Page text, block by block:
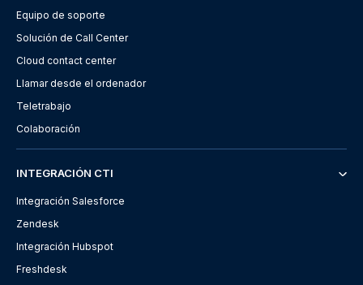
Equipo de soporte
Solución de Call Center
Cloud contact center
Llamar desde el ordenador
Teletrabajo
Colaboración
INTEGRACIÓN CTI
Integración Salesforce
Zendesk
Integración Hubspot
Freshdesk